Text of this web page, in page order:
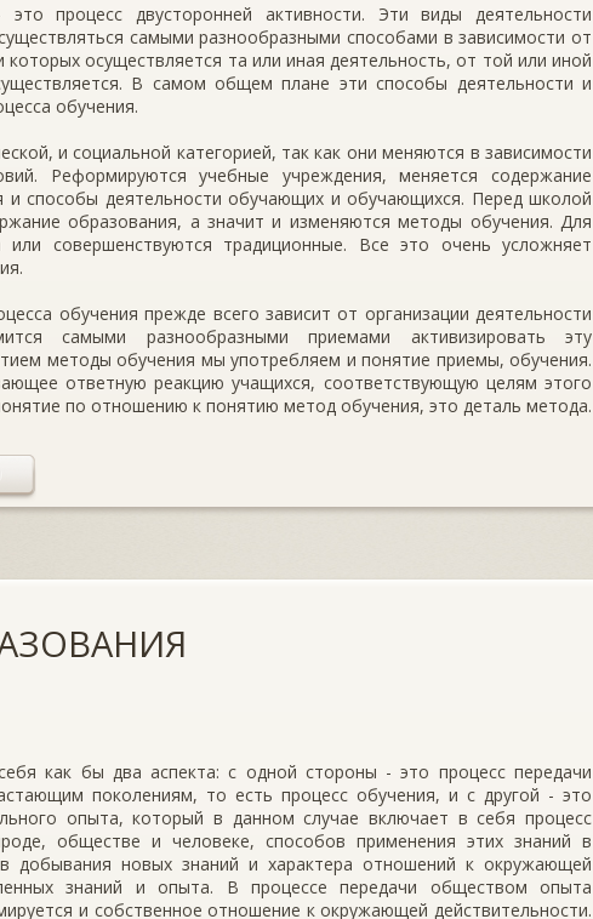
процесс двусторонней активности. Эти виды деятельности
самыми разнообразными способами в зависимости от
которых осуществляется та или иная деятельность, от той или иной
В самом общем плане эти способы деятельности и
обучения.
и социальной категорией, так как они меняются в зависимости
Реформируются учебные учреждения, меняется содержание
и способы деятельности обучающих и обучающихся. Перед школой
образования, а значит и изменяются методы обучения. Для
или совершенствуются традиционные. Все это очень усложняет
обучения прежде всего зависит от организации деятельности
самыми разнообразными приемами активизировать эту
методы обучения мы употребляем и понятие приемы, обучения.
ответную реакцию учащихся, соответствующую целям этого
по отношению к понятию метод обучения, это деталь метода.
как бы два аспекта: с одной стороны - это процесс передачи
поколениям, то есть процесс обучения, и с другой - это
опыта, который в данном случае включает в себя процесс
обществе и человеке, способов применения этих знаний в
добывания новых знаний и характера отношений к окружающей
знаний и опыта. В процессе передачи обществом опыта
и собственное отношение к окружающей действительности.